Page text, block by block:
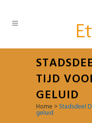
TIJD
GELUID
Home >Stadsdeel
geluid